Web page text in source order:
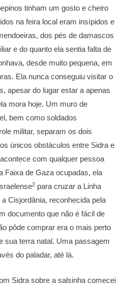
tinham um gosto e cheiro
na feira local eram insípidos e
dos pés de damascos
e do quanto ela sentia falta de
desde muito pequena, em
Ela nunca conseguiu visitar o
apesar do lugar estar a apenas
mora hoje. Um muro de
bem como soldados
militar, separam os dois
únicos obstáculos entre Sidra e
com qualquer pessoa
Faixa de Gaza ocupadas, ela
2 para cruzar a Linha
Cisjordânia, reconhecida pela
documento que não é fácil de
pôde comprar era o mais perto
sua terra natal. Uma passagem
do paladar, até lá.
Sidra sobre a salsinha comecei